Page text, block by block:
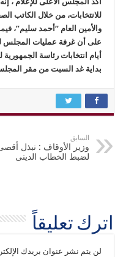
للانتخابات، من خلال
والأمين العام “أحمد سليم”،
على أن غرفة عمليات المجلس
أيام انتخابات رئاسة
بداية غد السبت من مقر
السابق
وزير الأوقاف : نبذل
لضبط الخطاب الدينى
اترك تعليقاً
لن يتم نشر عنوان بريدك